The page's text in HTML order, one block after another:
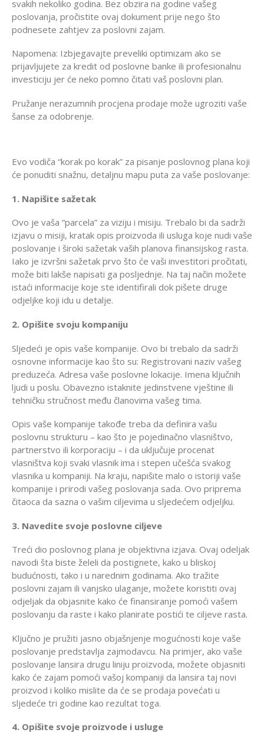
svakih nekoliko godina. Bez obzira na godine vašeg
poslovanja, pročistite ovaj dokument prije nego što
podnesete zahtjev za poslovni zajam.
Napomena: Izbjegavajte preveliki optimizam ako se
prijavljujete za kredit od poslovne banke ili profesionalnu
investiciju jer će neko pomno čitati vaš poslovni plan.
Pružanje nerazumnih procjena prodaje može ugroziti vaše
šanse za odobrenje.
Evo vodiča “korak po korak” za pisanje poslovnog plana koji
će ponuditi snažnu, detaljnu mapu puta za vaše poslovanje:
1. Napišite sažetak
Ovo je vaša “parcela” za viziju i misiju. Trebalo bi da sadrži
izjavu o misiji, kratak opis proizvoda ili usluga koje nudi vaše
poslovanje i široki sažetak vaših planova finansijskog rasta.
Iako je izvršni sažetak prvo što će vaši investitori pročitati,
može biti lakše napisati ga posljednje. Na taj način možete
istaći informacije koje ste identifirali dok pišete druge
odjeljke koji idu u detalje.
2. Opišite svoju kompaniju
Sljedeći je opis vaše kompanije. Ovo bi trebalo da sadrži
osnovne informacije kao što su: Registrovani naziv vašeg
preduzeća. Adresa vaše poslovne lokacije. Imena ključnih
ljudi u poslu. Obavezno istaknite jedinstvene vještine ili
tehničku stručnost među članovima vašeg tima.
Opis vaše kompanije takođe treba da definira vašu
poslovnu strukturu – kao što je pojedinačno vlasništvo,
partnerstvo ili korporaciju – i da uključuje procenat
vlasništva koji svaki vlasnik ima i stepen učešća svakog
vlasnika u kompaniji. Na kraju, napišite malo o istoriji vaše
kompanije i prirodi vašeg poslovanja sada. Ovo priprema
čitaoca da sazna o vašim ciljevima u sljedećem odjeljku.
3. Navedite svoje poslovne ciljeve
Treći dio poslovnog plana je objektivna izjava. Ovaj odeljak
navodi šta biste želeli da postignete, kako u bliskoj
budućnosti, tako i u narednim godinama. Ako tražite
poslovni zajam ili vanjsko ulaganje, možete koristiti ovaj
odjeljak da objasnite kako će finansiranje pomoći vašem
poslovanju da raste i kako planirate postići te ciljeve rasta.
Ključno je pružiti jasno objašnjenje mogućnosti koje vaše
poslovanje predstavlja zajmodavcu. Na primjer, ako vaše
poslovanje lansira drugu liniju proizvoda, možete objasniti
kako će zajam pomoći vašoj kompaniji da lansira taj novi
proizvod i koliko mislite da će se prodaja povećati u
sljedeće tri godine kao rezultat toga.
4. Opišite svoje proizvode i usluge